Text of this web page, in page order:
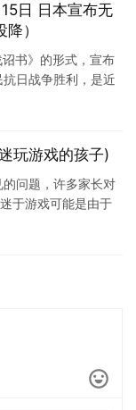
日 日本宣布无
）
书》的形式，宣布
日战争胜利，是近
玩游戏的孩子)
问题，许多家长对
于游戏可能是由于